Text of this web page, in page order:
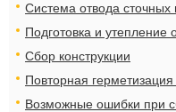
Система отвода сточных
Подготовка и утепление
Сбор конструкции
Повторная
Возможные ошибки при